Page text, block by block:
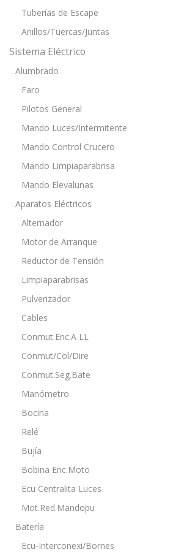
Tuberías de Escape
Anillos/Tuercas/Juntas
Sistema Eléctrico
Alumbrado
Faro
Pilotos General
Mando Luces/Intermitente
Mando Control Crucero
Mando Limpiaparabrisa
Mando Elevalunas
Aparatos Eléctricos
Alternador
Motor de Arranque
Reductor de Tensión
Limpiaparabrisas
Pulverizador
Cables
Conmut.Enc.A LL
Conmut/Col/Dire
Conmut.Seg.Bate
Manómetro
Bocina
Relé
Bujía
Bobina Enc.Moto
Ecu Centralita Luces
Mot.Red.Mandopu
Batería
Ecu-Interconexi/Bornes